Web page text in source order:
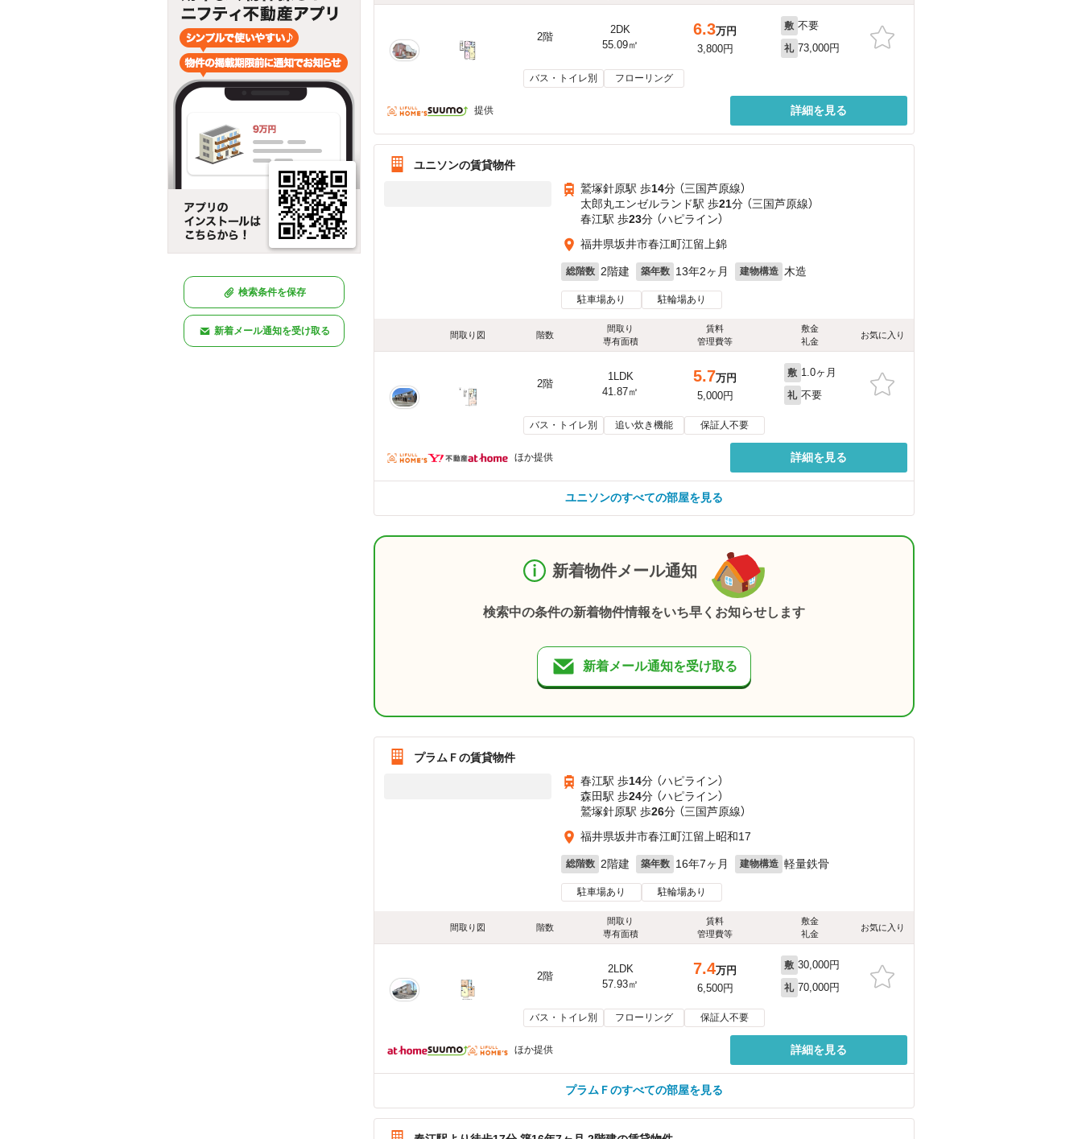
検索条件を保存
新着メール通知を受け取る
2階
2DK
55.09㎡
6.3万円
3,800円
敷 不要
礼 73,000円
バス・トイレ別 フローリング
提供 詳細を見る
ユニソンの賃貸物件
鷲塚針原駅 歩14分 （三国芦原線）
太郎丸エンゼルランド駅 歩21分 （三国芦原線）
春江駅 歩23分 （ハピライン）
福井県坂井市春江町江留上錦
総階数 2階建 築年数 13年2ヶ月 建物構造 木造
駐車場あり 駐輪場あり
間取り図 階数
間取り
専有面積
賃料
管理費等
敷金
礼金
お気に入り
2階
1LDK
41.87㎡
5.7万円
5,000円
敷 1.0ヶ月
礼 不要
バス・トイレ別 追い炊き機能 保証人不要
ほか提供 詳細を見る
ユニソンのすべての部屋を見る
新着物件メール通知
検索中の条件の新着物件情報をいち早くお知らせします
新着メール通知を受け取る
プラムＦの賃貸物件
春江駅 歩14分 （ハピライン）
森田駅 歩24分 （ハピライン）
鷲塚針原駅 歩26分 （三国芦原線）
福井県坂井市春江町江留上昭和17
総階数 2階建 築年数 16年7ヶ月 建物構造 軽量鉄骨
駐車場あり 駐輪場あり
間取り図 階数
間取り
専有面積
賃料
管理費等
敷金
礼金
お気に入り
2階
2LDK
57.93㎡
7.4万円
6,500円
敷 30,000円
礼 70,000円
バス・トイレ別 フローリング 保証人不要
ほか提供 詳細を見る
プラムＦのすべての部屋を見る